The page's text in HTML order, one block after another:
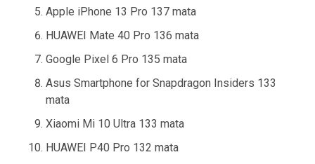
Apple iPhone 13 Pro 137 mata
HUAWEI Mate 40 Pro 136 mata
Google Pixel 6 Pro 135 mata
Asus Smartphone for Snapdragon Insiders 133
mata
Xiaomi Mi 10 Ultra 133 mata
HUAWEI P40 Pro 132 mata